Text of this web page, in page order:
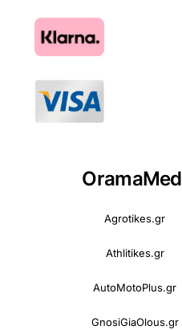
Agrotikes.gr
Athlitikes.gr
AutoMotoPlus.gr
GnosiGiaOlous.gr